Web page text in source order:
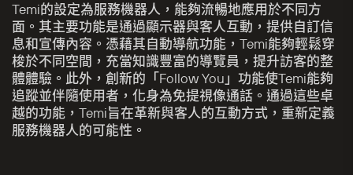
Temi的設定為服務機器人，能夠流暢地應用於不同方
面。其主要功能是通過顯示器與客人互動，提供自訂信
息和宣傳內容。憑藉其自動導航功能，Temi能夠輕鬆穿
梭於不同空間，充當知識豐富的導覽員，提升訪客的整
體體驗。此外，創新的「Follow You」功能使Temi能夠
追蹤並伴隨使用者，化身為免提視像通話。通過這些卓
越的功能，Temi旨在革新與客人的互動方式，重新定義
服務機器人的可能性。